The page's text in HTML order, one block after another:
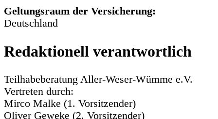
Geltungsraum der Versicherung:
Deutschland
Redaktionell verantwortlich
Teilhabeberatung Aller-Weser-Wümme e.V.
Vertreten durch:
Mirco Malke (1. Vorsitzender)
Oliver Geweke (2. Vorsitzender)